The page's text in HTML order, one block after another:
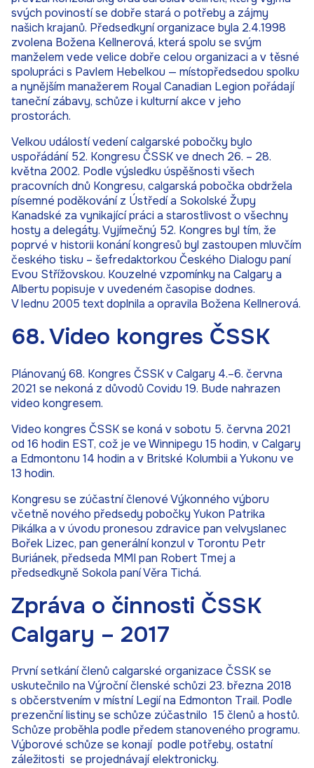
svých poviností se dobře stará o potřeby a zájmy
našich krajanů. Předsedkyní organizace byla 2.4.1998
zvolena Božena Kellnerová, která spolu se svým
manželem vede velice dobře celou organizaci a v těsné
spolupráci s Pavlem Hebelkou — místopředsedou spolku
a nynějším manažerem Royal Canadian Legion pořádají
taneční zábavy, schůze i kulturní akce v jeho
prostorách.
Velkou událostí vedení calgarské pobočky bylo
uspořádání 52. Kongresu ČSSK ve dnech 26. – 28.
května 2002. Podle výsledku úspěšnosti všech
pracovních dnů Kongresu, calgarská pobočka obdržela
písemné poděkování z Ústředí a Sokolské Župy
Kanadské za vynikající práci a starostlivost o všechny
hosty a delegáty. Vyjímečný 52. Kongres byl tím, že
poprvé v historii konání kongresů byl zastoupen mluvčím
českého tisku – šefredaktorkou Českého Dialogu paní
Evou Střížovskou. Kouzelné vzpomínky na Calgary a
Albertu popisuje v uvedeném časopise dodnes.
V lednu 2005 text doplnila a opravila Božena Kellnerová.
68. Video kongres ČSSK
Plánovaný 68. Kongres ČSSK v Calgary 4.–6. června
2021 se nekoná z důvodů Covidu 19. Bude nahrazen
video kongresem.
Video kongres ČSSK se koná v sobotu 5. června 2021
od 16 hodin EST, což je ve Winnipegu 15 hodin, v Calgary
a Edmontonu 14 hodin a v Britské Kolumbii a Yukonu ve
13 hodin.
Kongresu se zúčastní členové Výkonného výboru
včetně nového předsedy pobočky Yukon Patrika
Pikálka a v úvodu pronesou zdravice pan velvyslanec
Bořek Lizec, pan generální konzul v Torontu Petr
Buriánek, předseda MMI pan Robert Tmej a
předsedkyně Sokola paní Věra Tichá.
Zpráva o činnosti ČSSK
Calgary – 2017
První setkání členů calgarské organizace ČSSK se
uskutečnilo na Výroční členské schůzi 23. března 2018
s občerstvením v místní Legií na Edmonton Trail. Podle
prezenční listiny se schůze zúčastnilo 15 členů a hostů.
Schůze proběhla podle předem stanoveného programu.
Výborové schůze se konají podle potřeby, ostatní
záležitosti se projednávají elektronicky.